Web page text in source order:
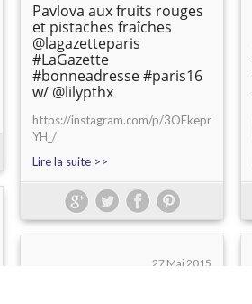
Pavlova aux fruits rouges
et pistaches fraîches
@lagazetteparis
#LaGazette
#bonneadresse #paris16
w/ @lilypthx
https://instagram.com/p/3OEkepr
YH_/
Lire la suite >>
27 Mai 2015